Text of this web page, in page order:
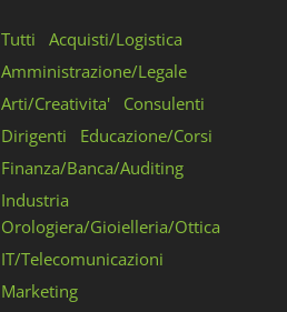
Tutti
Acquisti/Logistica
Amministrazione/Legale
Arti/Creativita'
Consulenti
Dirigenti
Educazione/Corsi
Finanza/Banca/Auditing
Industria
Orologiera/Gioielleria/Ottica
IT/Telecomunicazioni
Marketing